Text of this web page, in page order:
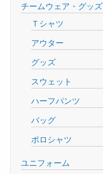
チームウェア・グッズ
Ｔシャツ
アウター
グッズ
スウェット
ハーフパンツ
バッグ
ポロシャツ
ユニフォーム